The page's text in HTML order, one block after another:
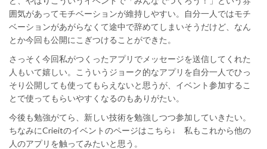
囲気があってモチベーションが維持しやすい。自分一人ではモチ
ベーションがあがらなくて途中で辞めてしまいそうだけど、なん
とか今回も公開にこぎつけることができた。
さっそく今回私がつくったアプリでメッセージを送信してくれた
人もいて嬉しい。こういうジョーク的なアプリを自分一人でひっ
そり公開しても使ってもらえないと思うが、イベント参加するこ
とで使ってもらいやすくなるのもありがたい。
今後も勉強がてら、新しい技術を勉強しつつ参加していきたい。
ちなみにCrieitのイベントのページはこちら↓ 私もこれから他の
人のアプリを触ってみたいと思う。